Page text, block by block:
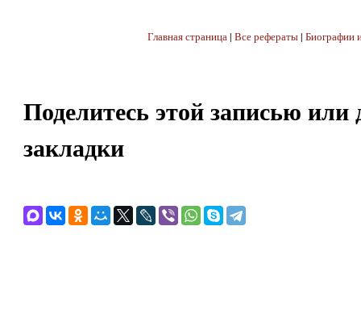
Главная страница| Все рефераты| Биографии
Поделитесь этой записью или
закладки